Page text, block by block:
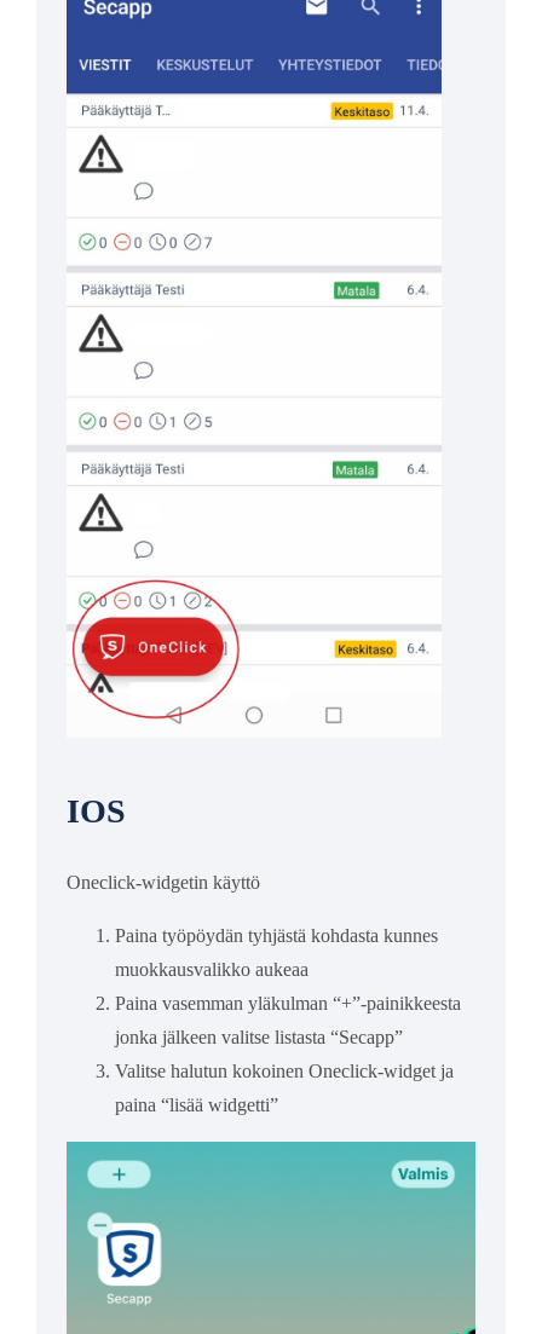
IOS
Oneclick-widgetin käyttö
Paina työpöydän tyhjästä kohdasta kunnes
muokkausvalikko aukeaa
Paina vasemman yläkulman “+”-painikkeesta
jonka jälkeen valitse listasta “Secapp”
Valitse halutun kokoinen Oneclick-widget ja
paina “lisää widgetti”